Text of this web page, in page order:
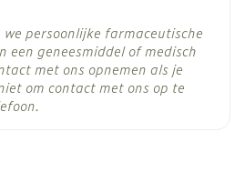
persoonlijke farmaceutische
een geneesmiddel of medisch
met ons opnemen als je
om contact met ons op te